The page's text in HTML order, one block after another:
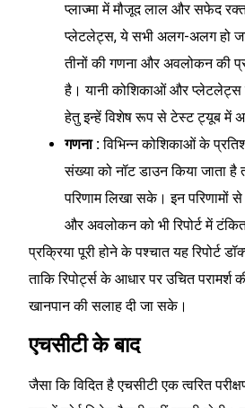
प्लाज्मा में मौजूद लाल और सफेद
प्लेटलेट्स, ये सभी अलग-अलग हो
तीनों की गणना और अवलोकन की
है। यानी कोशिकाओं और
हेतु इन्हें विशेष रूप से टेस्ट ट्यूब में
गणना :विभिन्न कोशिकाओं के
संख्या को नॉट डाउन किया जाता है
परिणाम लिखा सके। इन परिणामों से
और अवलोकन को भी रिपोर्ट में
प्रक्रिया पूरी होने के पश्चात यह रिपोर्ट
ताकि रिपोर्ट्स के आधार पर उचित परामर्श
खानपान की सलाह दी जा सके।
एचसीटी के बाद
जैसा कि विदित है एचसीटी एक त्वरित